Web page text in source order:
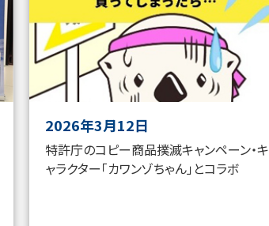
2026年3月12日
特許庁のコピー商品撲滅キャンペーン・キ
ャラクター「カワンゾちゃん」とコラボ